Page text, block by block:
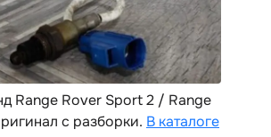
Range Rover Sport 2 / Range
с разборки. В каталоге